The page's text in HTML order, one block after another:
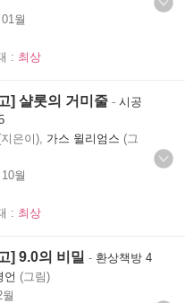
월
: 최상
] 샬롯의 거미줄 - 시공
은이), 가스 윌리엄스 (그
월
: 최상
] 9.0의 비밀 - 환상책방 4
언 (그림)